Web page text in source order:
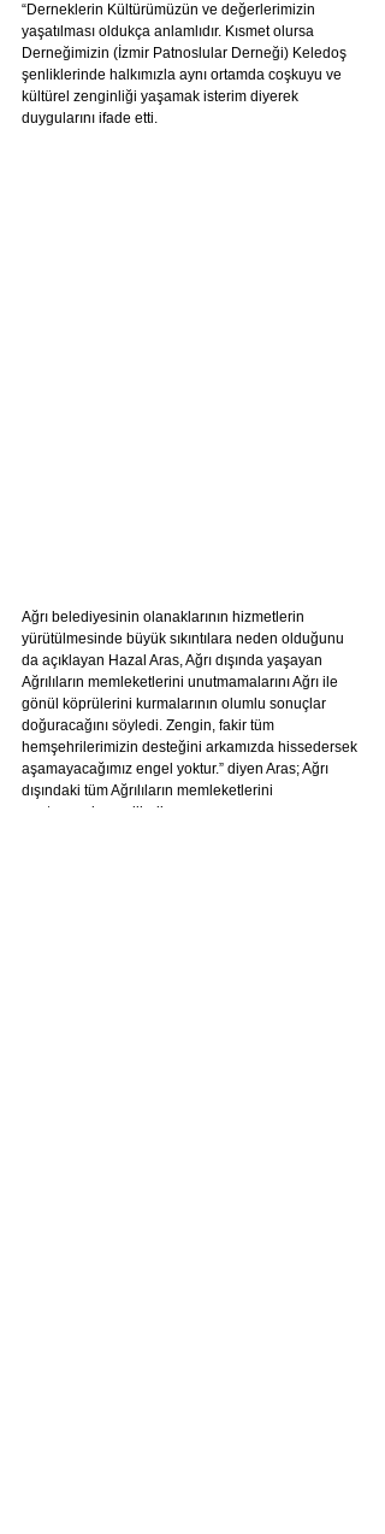
“Derneklerin Kültürümüzün ve değerlerimizin
yaşatılması oldukça anlamlıdır. Kısmet olursa
Derneğimizin (İzmir Patnoslular Derneği) Keledoş
şenliklerinde halkımızla aynı ortamda coşkuyu ve
kültürel zenginliği yaşamak isterim diyerek
duygularını ifade etti.
Ağrı belediyesinin olanaklarının hizmetlerin
yürütülmesinde büyük sıkıntılara neden olduğunu
da açıklayan Hazal Aras, Ağrı dışında yaşayan
Ağrılıların memleketlerini unutmamalarını Ağrı ile
gönül köprülerini kurmalarının olumlu sonuçlar
doğuracağını söyledi. Zengin, fakir tüm
hemşehrilerimizin desteğini arkamızda hissedersek
aşamayacağımız engel yoktur.” diyen Aras; Ağrı
dışındaki tüm Ağrılıların memleketlerini
unutmamalarını diledi.